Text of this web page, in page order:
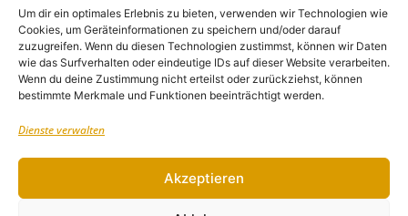
Um dir ein optimales Erlebnis zu bieten, verwenden wir Technologien wie
Cookies, um Geräteinformationen zu speichern und/oder darauf
zuzugreifen. Wenn du diesen Technologien zustimmst, können wir Daten
wie das Surfverhalten oder eindeutige IDs auf dieser Website verarbeiten.
Wenn du deine Zustimmung nicht erteilst oder zurückziehst, können
bestimmte Merkmale und Funktionen beeinträchtigt werden.
Dienste verwalten
Akzeptieren
Navigation